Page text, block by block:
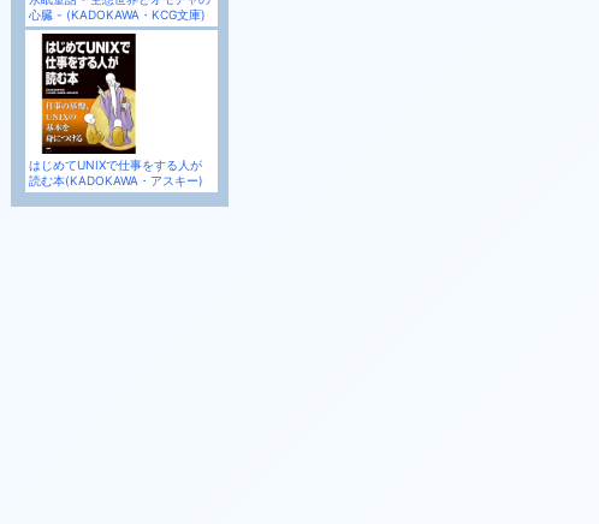
心臓 - (KADOKAWA・KCG文庫)
はじめてUNIXで仕事をする人が
読む本(KADOKAWA・アスキー)